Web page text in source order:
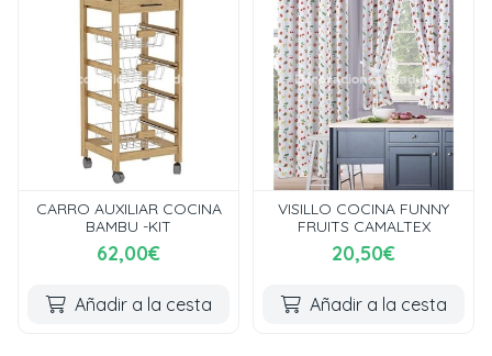
CARRO AUXILIAR COCINA
BAMBU -KIT
62,00€
Añadir a la cesta
VISILLO COCINA FUNNY
FRUITS CAMALTEX
20,50€
Añadir a la cesta